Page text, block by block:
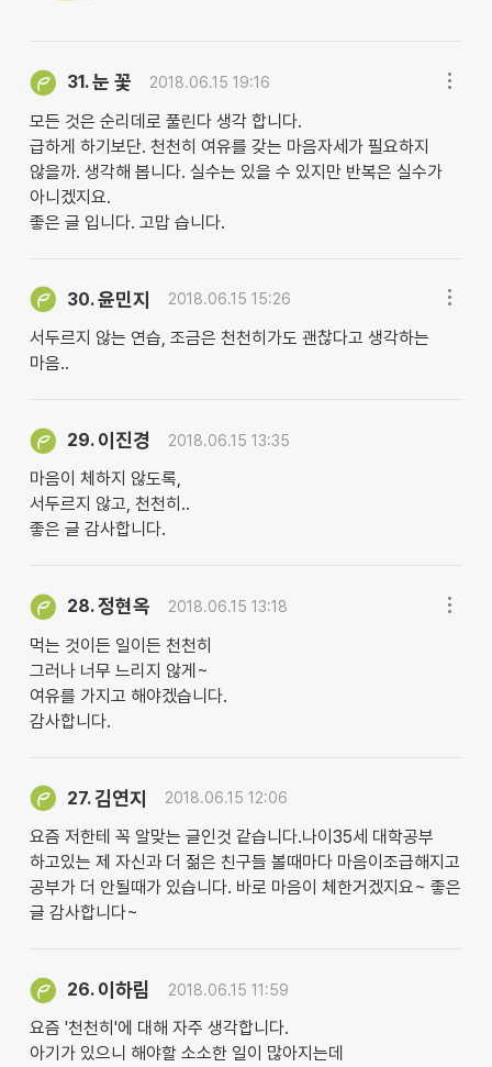
31.눈 꽃 2018.06.15 19:16
모든 것은 순리데로 풀린다 생각 합니다.
급하게 하기보단. 천천히 여유를 갖는 마음자세가 필요하지
않을까. 생각해 봅니다. 실수는 있을 수 있지만 반복은 실수가
아니겠지요.
좋은 글 입니다. 고맙 습니다.
30.윤민지 2018.06.15 15:26
서두르지 않는 연습, 조금은 천천히가도 괜찮다고 생각하는
마음..
29. 이진경 2018.06.15 13:35
마음이 체하지 않도록,
서두르지 않고, 천천히..
좋은 글 감사합니다.
28.정현옥 2018.06.15 13:18
먹는 것이든 일이든 천천히
그러나 너무 느리지 않게~
여유를 가지고 해야겠습니다.
감사합니다.
27.김연지 2018.06.15 12:06
요즘 저한테 꼭 알맞는 글인것 같습니다.나이35세 대학공부
하고있는 제 자신과 더 젊은 친구들 볼때마다 마음이조급해지고
공부가 더 안될때가 있습니다. 바로 마음이 체한거겠지요~ 좋은
글 감사합니다~
26. 이하림 2018.06.15 11:59
요즘 '천천히'에 대해 자주 생각합니다.
아기가 있으니 해야할 소소한 일이 많아지는데